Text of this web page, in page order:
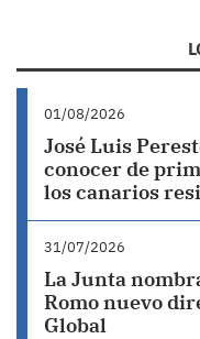
01/08/2026
José Luis
conocer de
los canarios
31/07/2026
La Junta
Romo nuevo
Global